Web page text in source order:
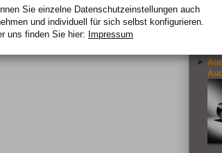
Quelle: Lexus
Sie einzelne Datenschutz­ein­stellungen auch
und indivi­duell für sich selbst konfigurieren.
uns finden Sie hier:
Impressum